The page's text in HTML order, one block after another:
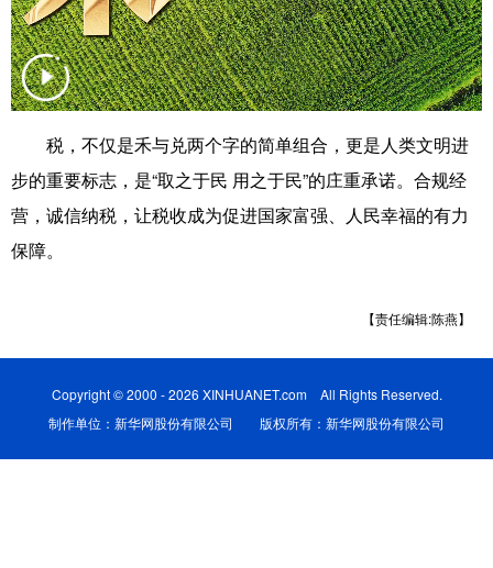
国际 财经 网评 港澳
台湾 思客智库 全球连线 教育
科技 科普 体育 文化
健康 军事 访谈 视频
图片 中央文件 金融 汽车
悦读 公益 书画 一带一路
亚太网 上市公司 文化产业
税，不仅是禾与兑两个字的简单组合，更是人类文明进
步的重要标志，是“取之于民 用之于民”的庄重承诺。合规经
营，诚信纳税，让税收成为促进国家富强、人民幸福的有力
保障。
【责任编辑:陈燕】
Copyright © 2000 - 2026 XINHUANET.com All Rights Reserved.
制作单位：新华网股份有限公司 版权所有：新华网股份有限公司